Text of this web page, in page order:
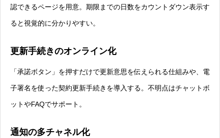
認できるページを用意。期限までの日数をカウントダウン表示す
ると視覚的に分かりやすい。
更新手続きのオンライン化
「承諾ボタン」を押すだけで更新意思を伝えられる仕組みや、電
子署名を使った契約更新手続きを導入する。不明点はチャットボ
ットやFAQでサポート。
通知の多チャネル化